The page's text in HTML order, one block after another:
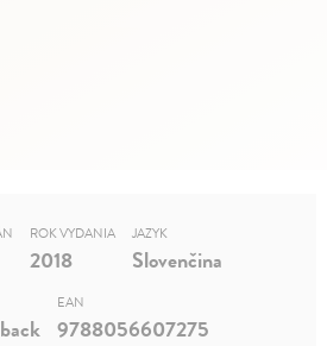
ROK VYDANIA
2018
JAZYK
Slovenčina
EAN
9788056607275